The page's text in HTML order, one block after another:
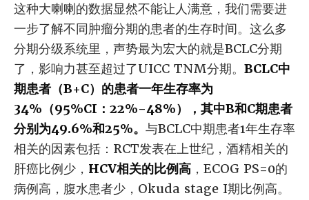
这种大喇喇的数据显然不能让人满意，我们需要进
一步了解不同肿瘤分期的患者的生存时间。这么多
分期分级系统里，声势最为宏大的就是BCLC分期
了，影响力甚至超过了UICC TNM分期。 BCLC中
期患者（B+C）的患者一年生存率为
34%（95%CI：22%-48%），其中B和C期患者
分别为49.6%和25%。 与BCLC中期患者1年生存率
相关的因素包括：RCT发表在上世纪，酒精相关的
肝癌比例少， HCV相关的比例高 ，ECOG PS=0的
病例高，腹水患者少，Okuda stage I期比例高。